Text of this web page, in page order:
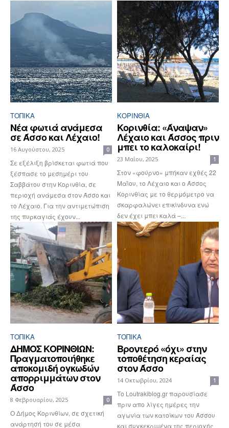
ΤΟΠΙΚΑ
Νέα φωτιά ανάμεσα
σε Άσσο και Λέχαιο!
16 Αυγούστου, 2025 0
Σε εξέλιξη βρίσκεται φωτιά που
ξέσπασε το μεσημέρι του
Σαββάτου στην Κορινθία, σε
περιοχή ανάμεσα στον Άσσο και
το Λέχαιο. Για την αντιμετώπιση
της πυρκαγιάς έχουν...
ΚΟΡΙΝΘΊΑ
Κορινθία: «Άναψαν»
Λέχαιο και Άσσος πριν
μπει το καλοκαίρι!
23 Μαΐου, 2025 1
Στον «φούρνο» μπήκαν εχθές 22
Μαΐου, το Λέχαιο και ο Άσσος
Κορινθίας με το θερμόμετρο να
σκαρφαλώνει επικίνδυνα ενώ
δεν έχει μπει καλά –...
ΤΟΠΙΚΑ
ΔΗΜΟΣ ΚΟΡΙΝΘΙΩΝ:
Πραγματοποιήθηκε
αποκομιδή ογκωδών
απορριμμάτων στον
Άσσο
8 Φεβρουαρίου, 2025 0
Ο Δήμος Κορινθίων, σε σχετική
ανάρτησή του σε μέσα
ΤΟΠΙΚΑ
Βροντερό «όχι» στην
τοποθέτηση κεραίας
στον Άσσο
14 Οκτωβρίου, 2024 1
Το Loutrakiblog.gr παρουσίασε
πριν απο λίγες ημέρες την
αγωνία των κατοίκων του Άσσου
και συγκεκριμένα της περιοχής